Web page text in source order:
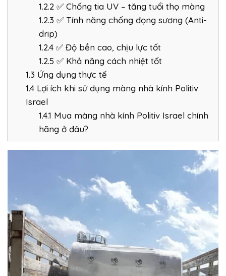
1.2.2 ✅ Chống tia UV – tăng tuổi thọ màng
1.2.3 ✅ Tính năng chống đọng sương (Anti-
drip)
1.2.4✅ Độ bền cao, chịu lực tốt
1.2.5 ✅ Khả năng cách nhiệt tốt
1.3 Ứng dụng thực tế
1.4 Lợi ích khi sử dụng màng nhà kính Politiv
Israel
1.4.1 Mua màng nhà kính Politiv Israel chính
hãng ở đâu?